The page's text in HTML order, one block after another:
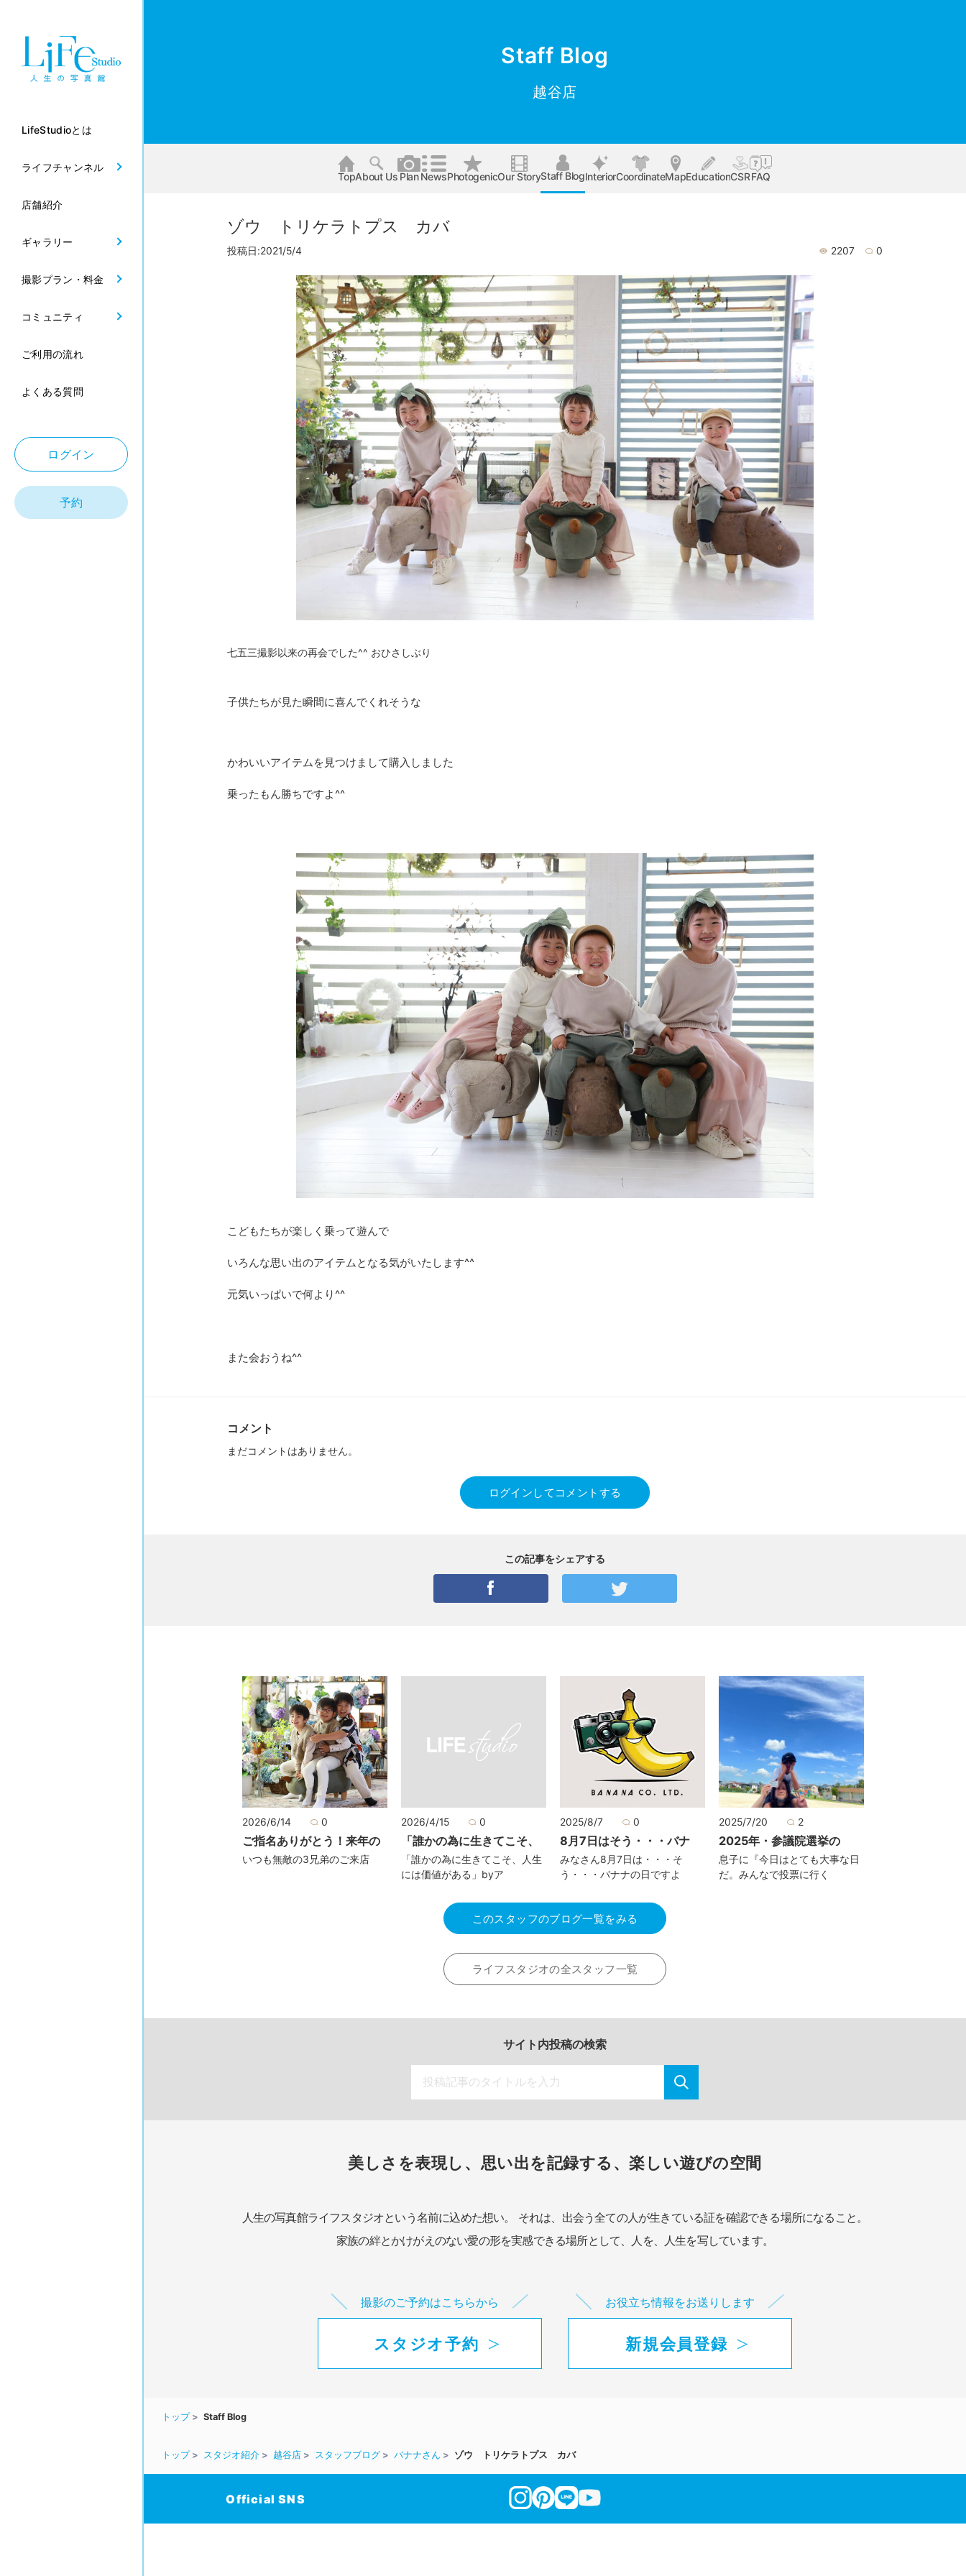
LifeStudioとは
ライフチャンネル
店舗紹介
ギャラリー
撮影プラン・料金
コミュニティ
ご利用の流れ
よくある質問
ログイン
予約
Staff Blog
越谷店
TopAbout Us PlanNewsPhotogenicOur StoryStaff BlogInteriorCoordinateMapEducationCSRFAQ
ゾウ トリケラトプス カバ
投稿日:2021/5/4 2207 0
七五三撮影以来の再会でした^^ おひさしぶり
子供たちが見た瞬間に喜んでくれそうな
かわいいアイテムを見つけまして購入しました
乗ったもん勝ちですよ^^
こどもたちが楽しく乗って遊んで
いろんな思い出のアイテムとなる気がいたします^^
元気いっぱいで何より^^
また会おうね^^
コメント
まだコメントはありません。
ログインしてコメントする
この記事をシェアする
2026/6/14 0
ご指名ありがとう！来年の
いつも無敵の3兄弟のご来店
2026/4/15 0
「誰かの為に生きてこそ、
「誰かの為に生きてこそ、人生
には価値がある」byア
2025/8/7 0
8月7日はそう・・・バナ
みなさん8月7日は・・・そ
う・・・バナナの日ですよ
2025/7/20 2
2025年・参議院選挙の
息子に『今日はとても大事な日
だ。みんなで投票に行く
このスタッフのブログ一覧をみる
ライフスタジオの全スタッフ一覧
サイト内投稿の検索
美しさを表現し、思い出を記録する、楽しい遊びの空間
人生の写真館ライフスタジオという名前に込めた想い。
それは、出会う全ての人が生きている証を確認できる場所になること。
家族の絆とかけがえのない愛の形を実感できる場所として、 人を、人生を写しています。
撮影のご予約はこちらから
スタジオ予約
お役立ち情報をお送りします
新規会員登録
トップ Staff Blog
トップ スタジオ紹介 越谷店 スタッフブログ バナナさん ゾウ トリケラトプス カバ
Official SNS